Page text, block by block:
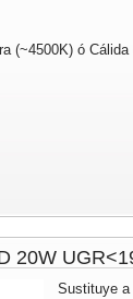
(~4500K) ó Cálida
20W
Sustituye a